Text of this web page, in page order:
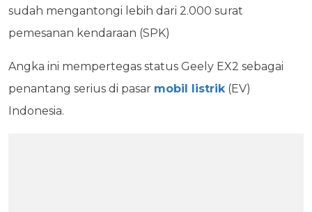
sudah mengantongi lebih dari 2.000 surat
pemesanan kendaraan (SPK)
Angka ini mempertegas status Geely EX2 sebagai
penantang serius di pasar mobil listrik(EV)
Indonesia.